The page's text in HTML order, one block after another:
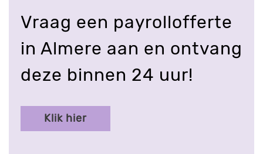
Vraag een payrollofferte
in Almere aan en ontvang
deze binnen 24 uur!
Klik hier